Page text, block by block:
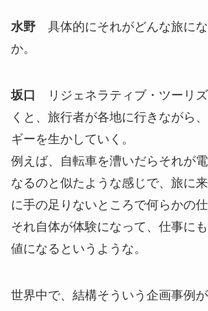
水野 具体的にそれがどんな旅に
か。
坂口 リジェネラティブ・ツーリ
くと、旅行者が各地に行きながら
ギーを生かしていく。
例えば、自転車を漕いだらそれが
なるのと似たような感じで、旅に
に手の足りないところで何らかの仕
それ自体が体験になって、仕事に
値になるというような。
世界中で、結構そういう企画事例が